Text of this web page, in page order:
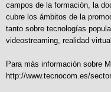
campos de la formación, la
cubre los ámbitos de la
tanto sobre tecnologías
videostreaming, realidad
Para más información sobre
http://www.tecnocom.es/